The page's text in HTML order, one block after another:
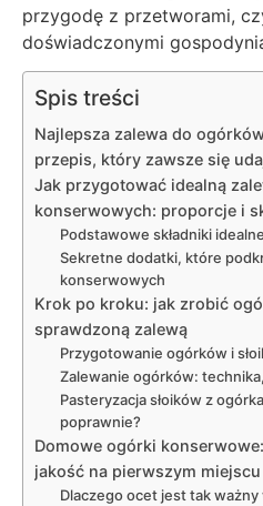
przygodę z przetworami,
doświadczonymi
Spis treści
Najlepsza zalewa do
przepis, który zawsze się
Jak przygotować idealną
konserwowych: proporcje i
Podstawowe składniki
Sekretne dodatki, które
konserwowych
Krok po kroku: jak zrobić
sprawdzoną zalewą
Przygotowanie ogórków i
Zalewanie ogórków:
Pasteryzacja słoików z
poprawnie?
Domowe ogórki
jakość na pierwszym miejscu
Dlaczego ocet jest tak